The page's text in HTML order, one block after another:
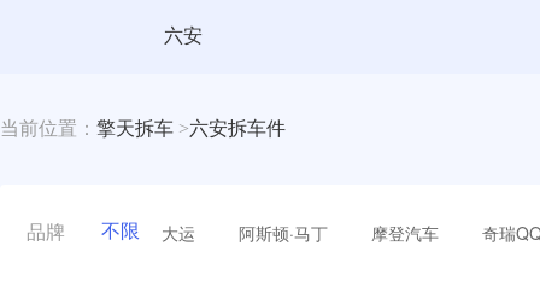
六安
当前位置： 擎天拆车 >六安拆车件
品牌 不限 大运 阿斯顿·马丁 摩登汽车 奇瑞